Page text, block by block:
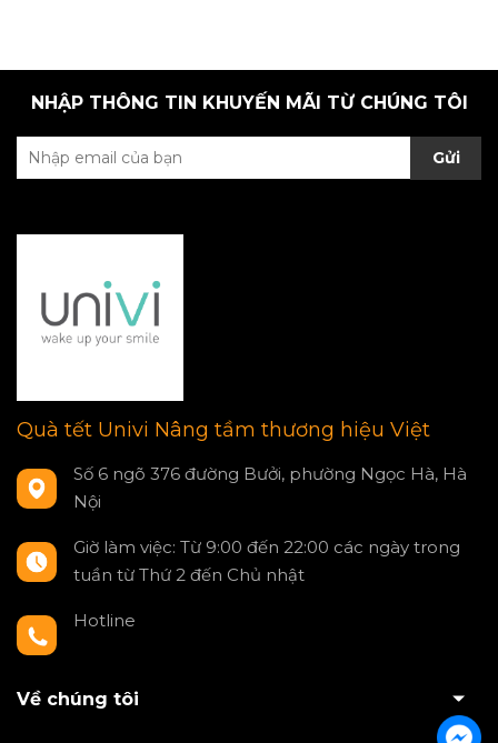
NHẬP THÔNG TIN KHUYẾN MÃI TỪ CHÚNG TÔI
Gửi
Quà tết Univi Nâng tầm thương hiệu Việt
Số 6 ngõ 376 đường Bưởi, phường Ngọc Hà, Hà
Nội
Giờ làm việc: Từ 9:00 đến 22:00 các ngày trong
tuần từ Thứ 2 đến Chủ nhật
Hotline
Về chúng tôi